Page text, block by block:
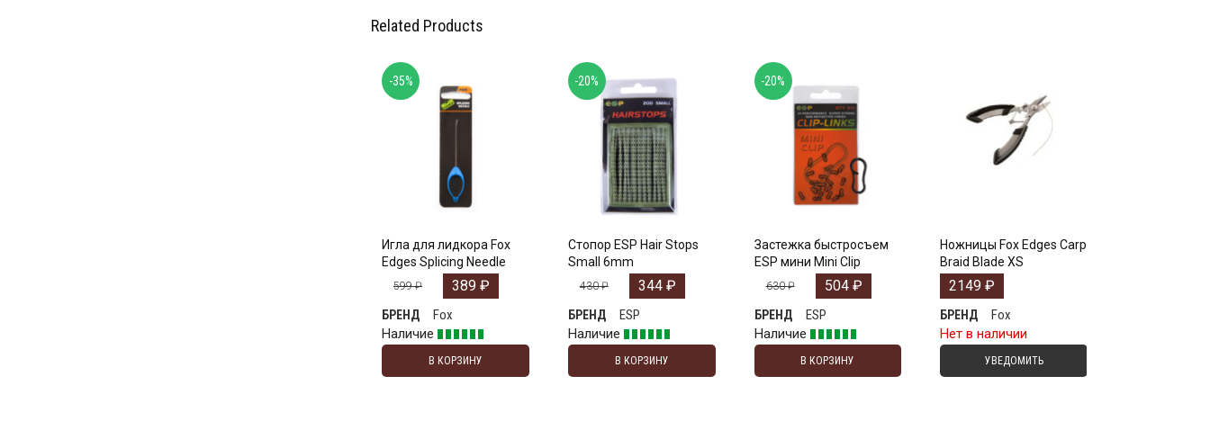
Related Products
Игла для лидкора Fox
Edges Splicing Needle
599₽ 389 ₽
БРЕНД
Fox
Наличие
В КОРЗИНУ
-35%
Стопор ESP Hair Stops
Small 6mm
430₽ 344 ₽
БРЕНД
ESP
Наличие
В КОРЗИНУ
-20%
Застежка быстросъем
ESP мини Mini Clip
630₽ 504 ₽
БРЕНД
ESP
Наличие
В КОРЗИНУ
-20%
Ножницы Fox Edges Carp
Braid Blade XS
2149₽
БРЕНД
Fox
Нет в наличии
УВЕДОМИТЬ